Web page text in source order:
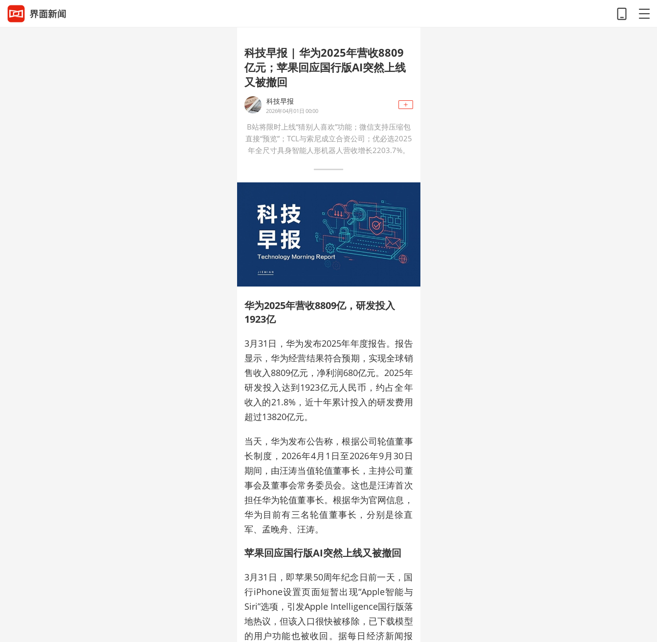
科技早报 | 华为2025年营收8809
亿元；苹果回应国行版AI突然上线
又被撤回
科技早报
2026年04月01日 00:00
B站将限时上线“猜别人喜欢”功能；微信支持压缩包
直接“预览”；TCL与索尼成立合资公司；优必选2025
年全尺寸具身智能人形机器人营收增长2203.7%。
华为2025年营收8809亿，研发投入
1923亿
3月31日，华为发布2025年年度报告。报告
显示，华为经营结果符合预期，实现全球销
售收入8809亿元，净利润680亿元。2025年
研发投入达到1923亿元人民币，约占全年
收入的21.8%，近十年累计投入的研发费用
超过13820亿元。
当天，华为发布公告称，根据公司轮值董事
长制度，2026年4月1日至2026年9月30日
期间，由汪涛当值轮值董事长，主持公司董
事会及董事会常务委员会。这也是汪涛首次
担任华为轮值董事长。根据华为官网信息，
华为目前有三名轮值董事长，分别是徐直
军、孟晚舟、汪涛。
苹果回应国行版AI突然上线又被撤回
3月31日，即苹果50周年纪念日前一天，国
行iPhone设置页面短暂出现“Apple智能与
Siri”选项，引发Apple Intelligence国行版落
地热议，但该入口很快被移除，已下载模型
的用户功能也被收回。据每日经济新闻报